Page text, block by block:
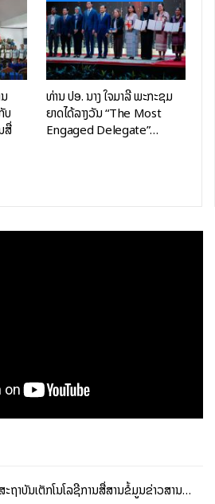
ບ
ສື່
ທ່ານ ປອ. ນາງ ໃຈມາລີ ພະກະຊຸມ
ຍາດໄດ້ລາງວັນ “The Most
Engaged Delegate”…
ຖາບັນເຕັກໂນໂລຊີການສື່ສານຂໍ້ມູນຂ່າວສານ…